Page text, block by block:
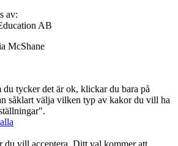
av:
AB
McShane
tycker det är ok, klickar du bara på
såklart välja vilken typ av kakor du vill ha
vill acceptera. Ditt val kommer att